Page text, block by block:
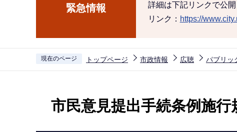
緊急情報
詳細は下記リンクで公開
リンク： https://
現在のページ トップページ 市政情報 広聴 パブリッ
市民意見提出手続条例施行